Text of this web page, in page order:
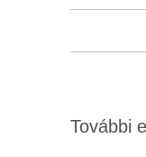
További